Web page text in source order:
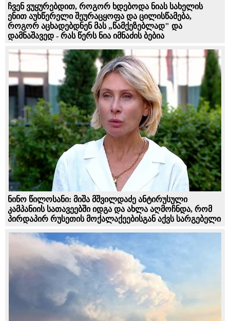
ჩვენ ვუყურებდით, როგორ ხდებოდა ნიას სახელის
ენით აუხწერელი შეურაცყოფა და ცილისწამება,
როგორ აცხადებდნენ მას „წამქეზებლად" და
დამნაშავედ - რას წერს ნია იმნაძის ბებია
ნინო წილოსანი: მიშა მშვილდაძე ანტირუსული
კამპანიის სათავეებში იდგა და ახლა აღმოჩნდა, რომ
პირდაპირ რუსეთის მოქალაქეებისგან აქვს სარგებელი